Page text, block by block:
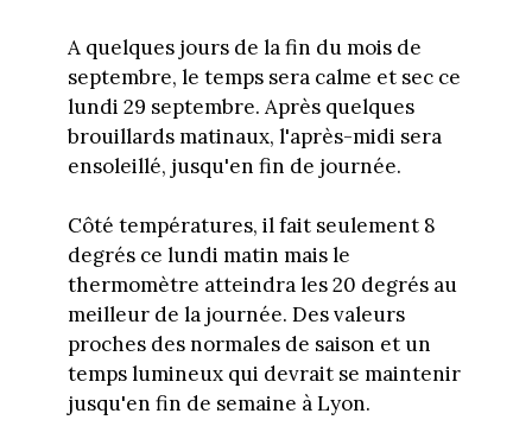
A quelques jours de la fin du mois de
septembre, le temps sera calme et sec ce
lundi 29 septembre. Après quelques
brouillards matinaux, l'après-midi sera
ensoleillé, jusqu'en fin de journée.
Côté températures, il fait seulement 8
degrés ce lundi matin mais le
thermomètre atteindra les 20 degrés au
meilleur de la journée. Des valeurs
proches des normales de saison et un
temps lumineux qui devrait se maintenir
jusqu'en fin de semaine à Lyon.